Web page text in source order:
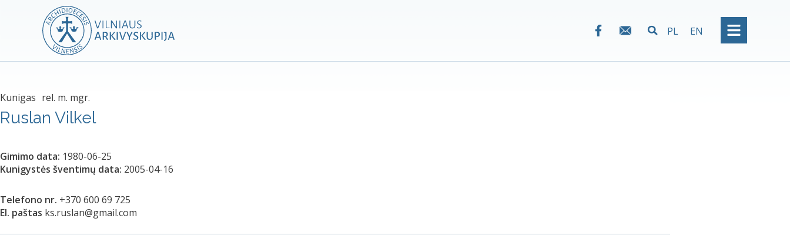
PL EN
Kunigas rel. m. mgr.
Ruslan Vilkel
Gimimo data: 1980-06-25
Kunigystės šventimų data: 2005-04-16
Telefono nr. +370 600 69 725
El. paštas ks.ruslan@gmail.com